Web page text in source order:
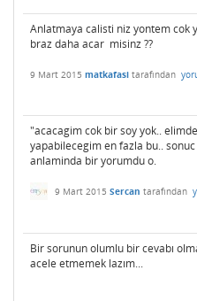
Anlatmaya calisti niz yontem cok
braz daha acar misinz ??
9 Mart 2015 matkafasi tarafından
"acacagim cok bir soy yok..
yapabilecegim en fazla bu..
anlaminda bir yorumdu o.
9 Mart 2015 Sercan tarafından
Bir sorunun olumlu bir cevabı
acele etmemek lazım...